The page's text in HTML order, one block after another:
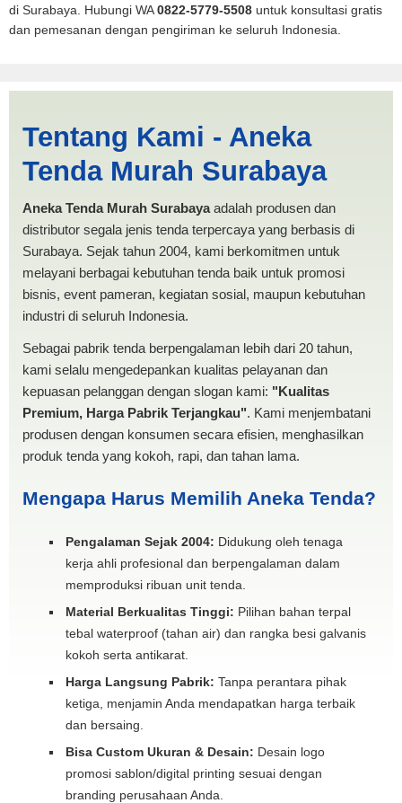
di Surabaya. Hubungi WA0822-5779-5508 untuk konsultasi gratis
dan pemesanan dengan pengiriman ke seluruh Indonesia.
PRODUKSI ANEKA TENDA
MURAH
Tentang Kami - Aneka
Tenda Murah Surabaya
Aneka Tenda Murah Surabayaadalah produsen dan
distributor segala jenis tenda terpercaya yang berbasis di
Surabaya. Sejak tahun 2004, kami berkomitmen untuk
melayani berbagai kebutuhan tenda baik untuk promosi
bisnis, event pameran, kegiatan sosial, maupun kebutuhan
industri di seluruh Indonesia.
Sebagai pabrik tenda berpengalaman lebih dari 20 tahun,
kami selalu mengedepankan kualitas pelayanan dan
kepuasan pelanggan dengan slogan kami: "Kualitas
Premium, Harga Pabrik Terjangkau". Kami menjembatani
produsen dengan konsumen secara efisien, menghasilkan
produk tenda yang kokoh, rapi, dan tahan lama.
Mengapa Harus Memilih Aneka Tenda?
Pengalaman Sejak 2004: Didukung oleh tenaga
kerja ahli profesional dan berpengalaman dalam
memproduksi ribuan unit tenda.
Material Berkualitas Tinggi: Pilihan bahan terpal
tebal waterproof (tahan air) dan rangka besi galvanis
kokoh serta antikarat.
Harga Langsung Pabrik: Tanpa perantara pihak
ketiga, menjamin Anda mendapatkan harga terbaik
dan bersaing.
Bisa Custom Ukuran & Desain: Desain logo
promosi sablon/digital printing sesuai dengan
branding perusahaan Anda.